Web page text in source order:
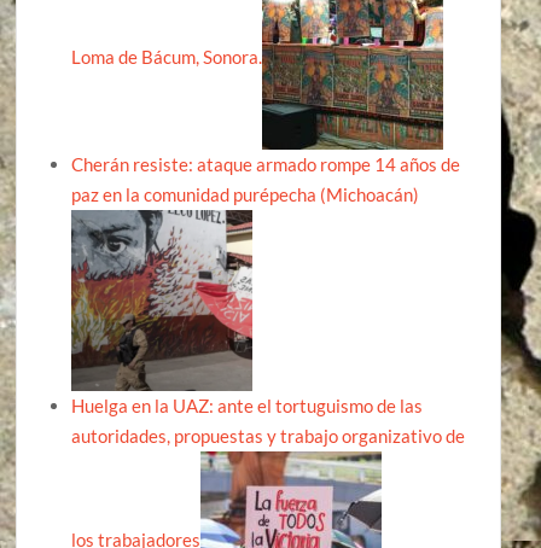
Loma de Bácum, Sonora.
Cherán resiste: ataque armado rompe 14 años de
paz en la comunidad purépecha (Michoacán)
Huelga en la UAZ: ante el tortuguismo de las
autoridades, propuestas y trabajo organizativo de
los trabajadores